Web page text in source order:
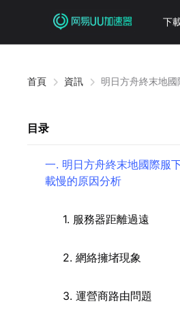
下
首頁 資訊 明日方舟終末地國
目录
一. 明日方舟終末地國際服
載慢的原因分析
1. 服務器距離過遠
2. 網絡擁堵現象
3. 運營商路由問題